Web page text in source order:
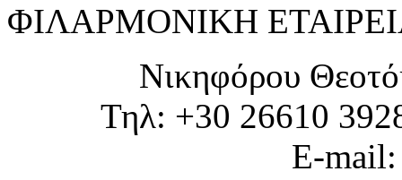
ΦΙΛΑΡΜΟΝΙΚΗ
Νικηφόρου
Τηλ: +30 26610
E-